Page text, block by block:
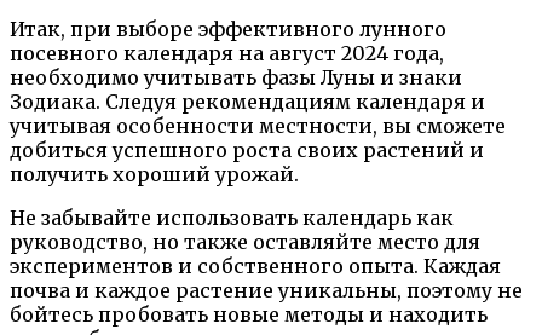
Итак, при выборе эффективного лунного
посевного календаря на август 2024 года,
необходимо учитывать фазы Луны и знаки
Зодиака. Следуя рекомендациям календаря и
учитывая особенности местности, вы сможете
добиться успешного роста своих растений и
получить хороший урожай.
Не забывайте использовать календарь как
руководство, но также оставляйте место для
экспериментов и собственного опыта. Каждая
почва и каждое растение уникальны, поэтому не
бойтесь пробовать новые методы и находить